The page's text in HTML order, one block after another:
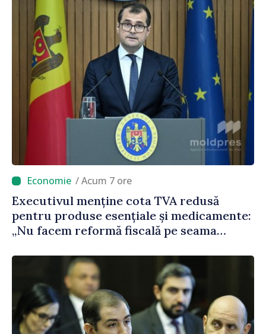
/ Acum 7 ore
Executivul menține cota TVA redusă
pentru produse esențiale și medicamente:
„Nu facem reformă fiscală pe seama